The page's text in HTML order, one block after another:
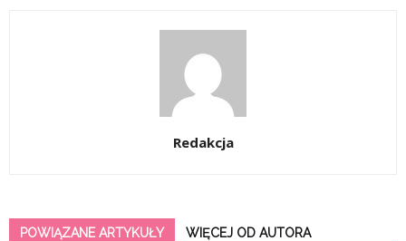
Redakcja
POWIĄZANE ARTYKUŁY WIĘCEJ OD AUTORA